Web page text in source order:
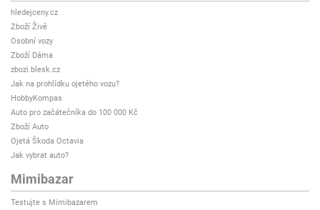
hledejceny.cz
Zboží Živě
Osobní vozy
Zboží Dáma
zbozi.blesk.cz
Jak na prohlídku ojetého vozu?
HobbyKompas
Auto pro začátečníka do 100 000 Kč
Zboží Auto
Ojetá Škoda Octavia
Jak vybrat auto?
Mimibazar
Testujte s Mimibazarem